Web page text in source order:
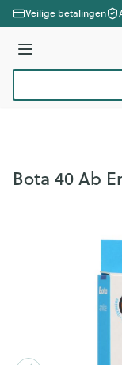
Ga naar de inhoud
Veilige betalingen
Menu
Bota 40 Ab